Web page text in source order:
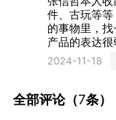
件、古玩等
的事物里，
产品的表达
2024-11-18
全部评论（7条）